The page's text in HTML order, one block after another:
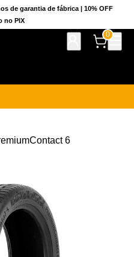
de garantia de fábrica | 10% OFF
no PIX
0
6